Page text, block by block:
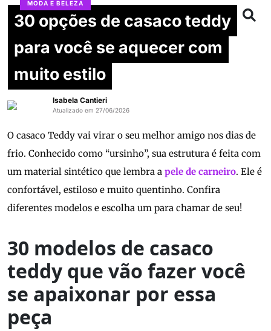
MODA E BELEZA
30 opções de casaco teddy
para você se aquecer com
muito estilo
Isabela Cantieri
Atualizado em 27/06/2026
O casaco Teddy vai virar o seu melhor amigo nos dias de
frio. Conhecido como “ursinho”, sua estrutura é feita com
um material sintético que lembra a pele de carneiro. Ele é
confortável, estiloso e muito quentinho. Confira
diferentes modelos e escolha um para chamar de seu!
30 modelos de casaco
teddy que vão fazer você
se apaixonar por essa
peça